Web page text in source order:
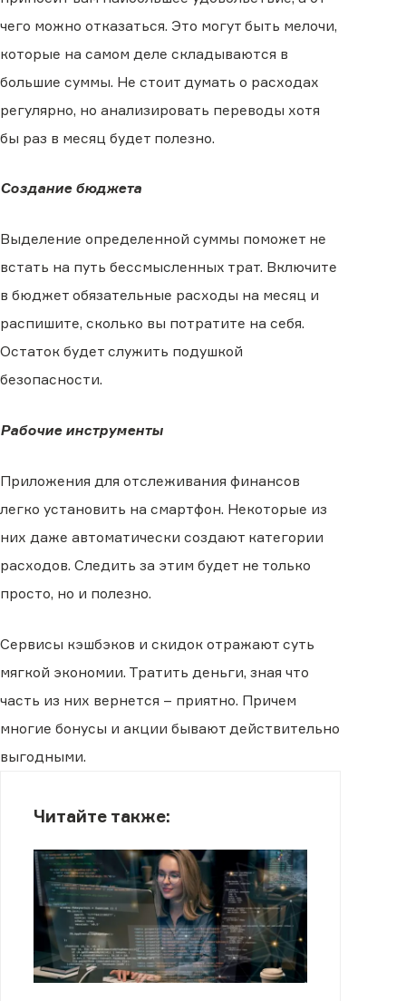
чего можно отказаться. Это могут быть мелочи,
которые на самом деле складываются в
большие суммы. Не стоит думать о расходах
регулярно, но анализировать переводы хотя
бы раз в месяц будет полезно.
Создание бюджета
Выделение определенной суммы поможет не
встать на путь бессмысленных трат. Включите
в бюджет обязательные расходы на месяц и
распишите, сколько вы потратите на себя.
Остаток будет служить подушкой
безопасности.
Рабочие инструменты
Приложения для отслеживания финансов
легко установить на смартфон. Некоторые из
них даже автоматически создают категории
расходов. Следить за этим будет не только
просто, но и полезно.
Сервисы кэшбэков и скидок отражают суть
мягкой экономии. Тратить деньги, зная что
часть из них вернется – приятно. Причем
многие бонусы и акции бывают действительно
выгодными.
Читайте также: